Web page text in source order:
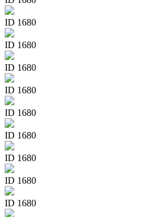
ID 1680
ID 1680
ID 1680
ID 1680
ID 1680
ID 1680
ID 1680
ID 1680
ID 1680